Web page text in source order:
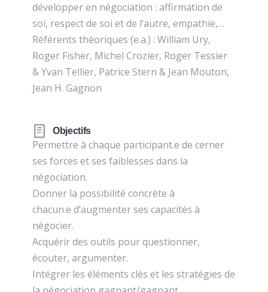
développer en négociation : affirmation de
soi, respect de soi et de l’autre, empathie,…
Référents théoriques (e.a.) : William Ury,
Roger Fisher, Michel Crozier, Roger Tessier
& Yvan Tellier, Patrice Stern & Jean Mouton,
Jean H. Gagnon
Objectifs
Permettre à chaque participant.e de cerner
ses forces et ses faiblesses dans la
négociation.
Donner la possibilité concrète à
chacun.e d’augmenter ses capacités à
négocier.
Acquérir des outils pour questionner,
écouter, argumenter.
Intégrer les éléments clés et les stratégies de